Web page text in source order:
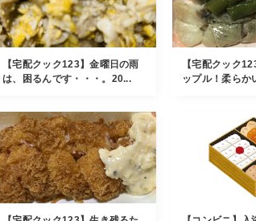
【宅配クック123】金曜日の雨
は、困るんです・・・。20...
【宅配クック
ップル！柔らか